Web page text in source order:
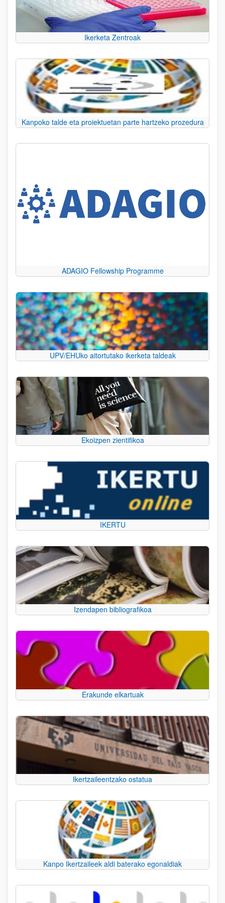
Ikerketa Zentroak
Kanpoko talde eta proiektuetan parte hartzeko prozedura
ADAGIO Fellowship Programme
UPV/EHUko aitortutako ikerketa taldeak
Ekoizpen zientifikoa
IKERTU
Izendapen bibliografikoa
Erakunde elkartuak
Ikertzaileentzako ostatua
Kanpo Ikertzaileek aldi baterako egonaldiak